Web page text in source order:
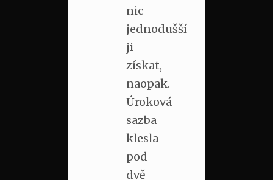
nic
jednodušší
ji
získat,
naopak.
Úroková
sazba
klesla
pod
dvě